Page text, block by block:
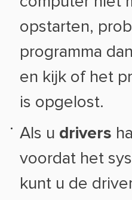
opstarten,
programma
en kijk of het
is opgelost.
Als u drivers
voordat het
kunt u de